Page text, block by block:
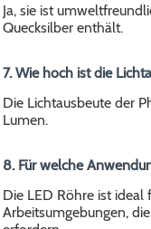
Ja, sie ist
Quecksilber enthält.
7. Wie hoch ist die
Die Lichtausbeute der
Lumen.
8. Für welche
Die LED Röhre ist ideal
Arbeitsumgebungen,